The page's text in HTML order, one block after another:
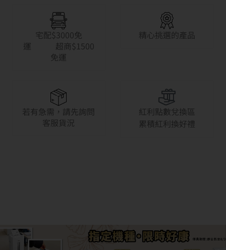
宅配$3000免
運 超商$1500
免運
精心挑選的產品
若有急需，請先詢問
客服貨況
紅利點數兌換區
累積紅利換好禮